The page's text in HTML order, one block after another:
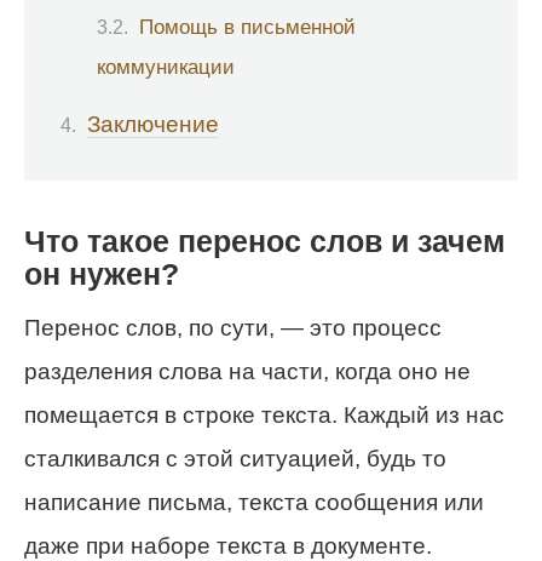
Помощь в письменной
коммуникации
Заключение
Что такое перенос слов и зачем
он нужен?
Перенос слов, по сути, — это процесс
разделения слова на части, когда оно не
помещается в строке текста. Каждый из нас
сталкивался с этой ситуацией, будь то
написание письма, текста сообщения или
даже при наборе текста в документе.